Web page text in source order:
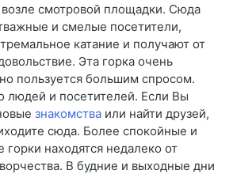
возле смотровой площадки. Сюда
и смелые посетители,
катание и получают от
Эта горка очень
пользуется большим спросом.
людей и посетителей. Если Вы
знакомства или найти друзей,
сюда. Более спокойные и
находятся недалеко от
В будние и выходные дни